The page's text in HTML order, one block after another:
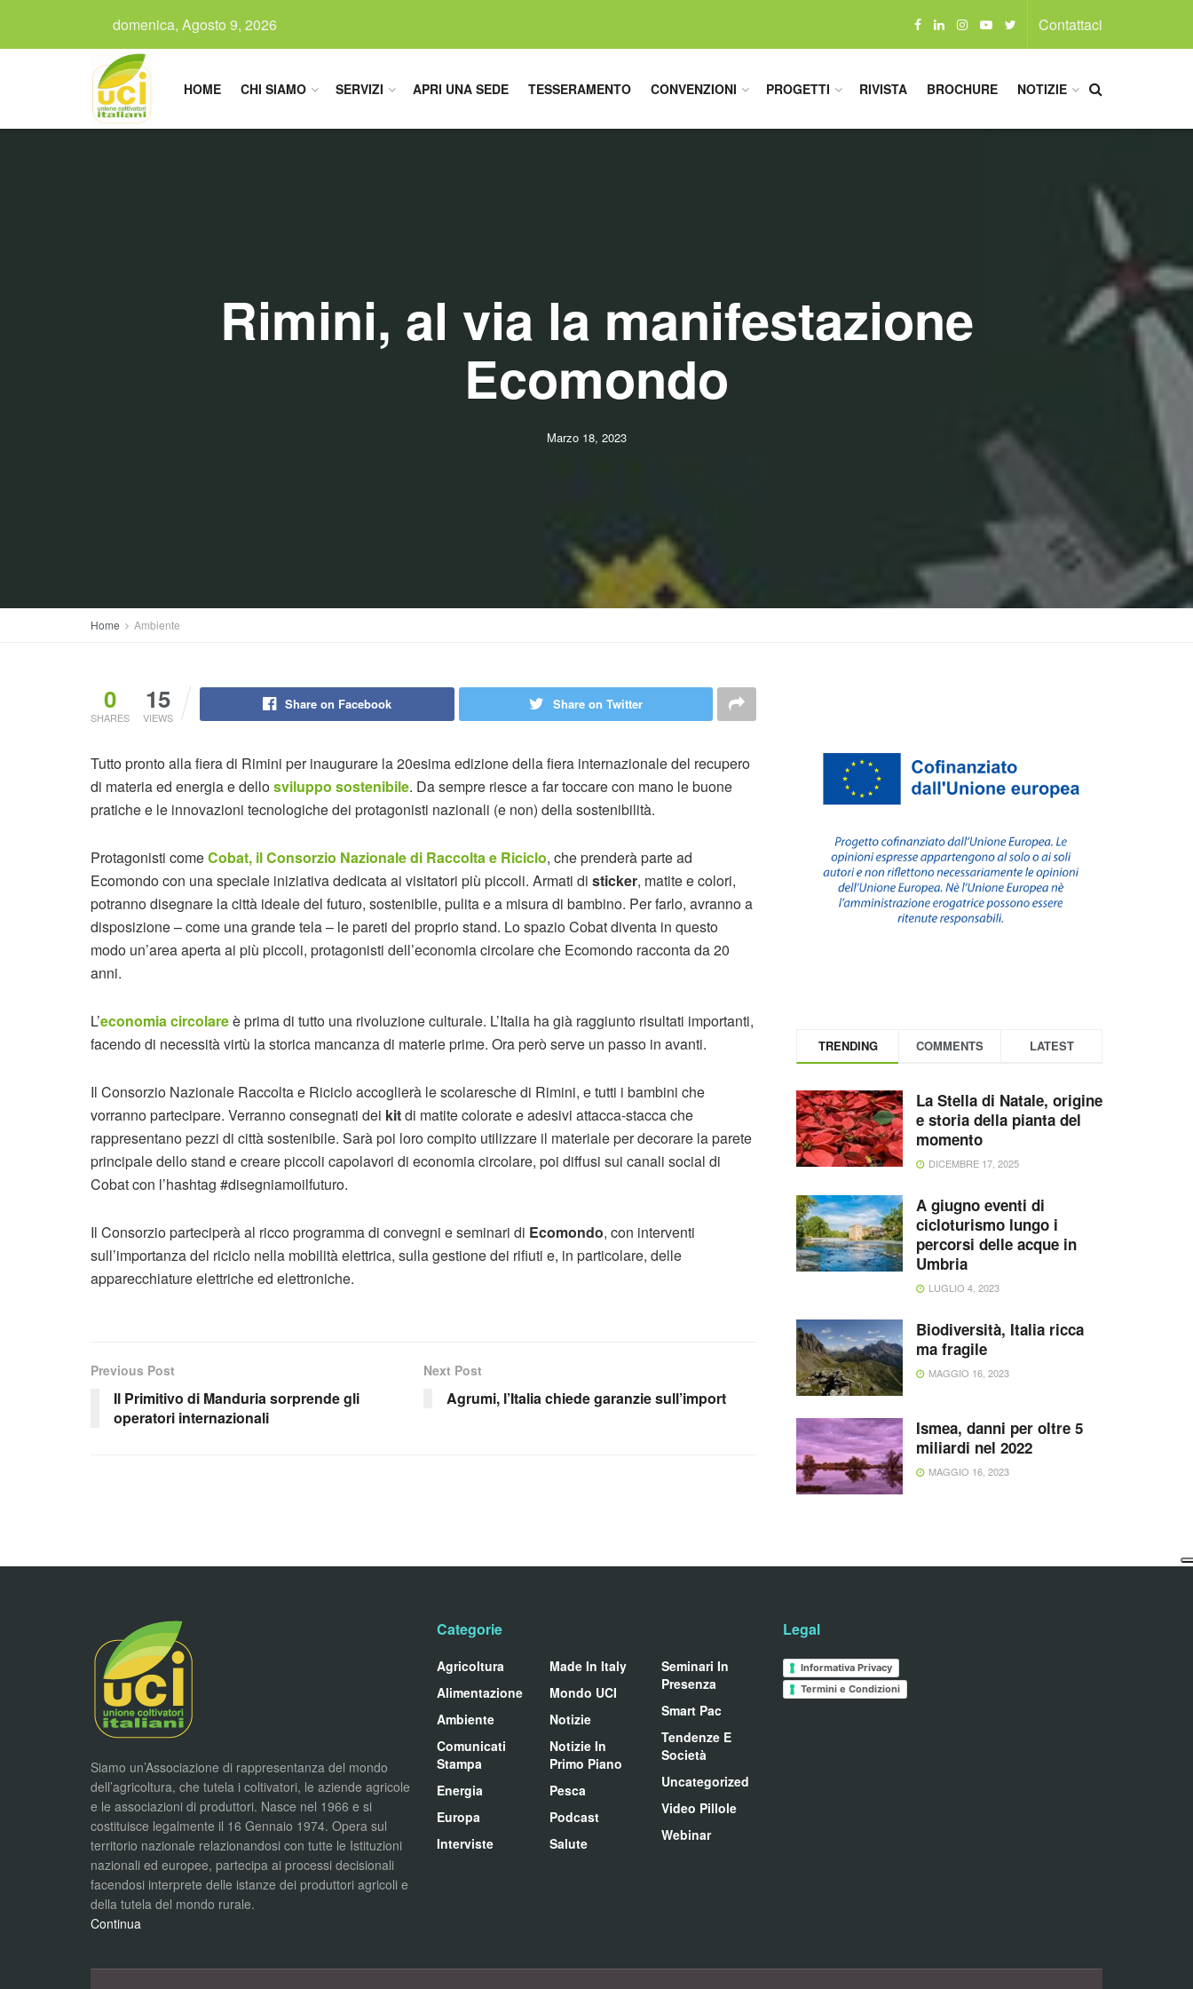
domenica, Agosto 9, 2026 Contattaci
HOME CHI SIAMO SERVIZI APRI UNA SEDE TESSERAMENTO CONVENZIONI PROGETTI RIVISTA BROCHURE NOTIZIE
Rimini, al via la manifestazione
Ecomondo
Marzo 18, 2023
Home Ambiente
0
SHARES
15
VIEWS
Share on Facebook Share on Twitter
Tutto pronto alla fiera di Rimini per inaugurare la 20esima edizione della fiera internazionale del recupero
di materia ed energia e dellosviluppo sostenibile. Da sempre riesce a far toccare con mano le buone
pratiche e le innovazioni tecnologiche dei protagonisti nazionali (e non) della sostenibilità.
Protagonisti comeCobat, il Consorzio Nazionale di Raccolta e Riciclo, che prenderà parte ad
Ecomondo con una speciale iniziativa dedicata ai visitatori più piccoli. Armati di sticker, matite e colori,
potranno disegnare la città ideale del futuro, sostenibile, pulita e a misura di bambino. Per farlo, avranno a
disposizione – come una grande tela – le pareti del proprio stand. Lo spazio Cobat diventa in questo
modo un’area aperta ai più piccoli, protagonisti dell’economia circolare che Ecomondo racconta da 20
anni.
L’economia circolareè prima di tutto una rivoluzione culturale. L’Italia ha già raggiunto risultati importanti,
facendo di necessità virtù la storica mancanza di materie prime. Ora però serve un passo in avanti.
Il Consorzio Nazionale Raccolta e Riciclo accoglierà le scolaresche di Rimini, e tutti i bambini che
vorranno partecipare. Verranno consegnati dei kitdi matite colorate e adesivi attacca-stacca che
rappresentano pezzi di città sostenibile. Sarà poi loro compito utilizzare il materiale per decorare la parete
principale dello stand e creare piccoli capolavori di economia circolare, poi diffusi sui canali social di
Cobat con l’hashtag #disegniamoilfuturo.
Il Consorzio parteciperà al ricco programma di convegni e seminari di Ecomondo, con interventi
sull’importanza del riciclo nella mobilità elettrica, sulla gestione dei rifiuti e, in particolare, delle
apparecchiature elettriche ed elettroniche.
Previous Post
Il Primitivo di Manduria sorprende gli
operatori internazionali
Next Post
Agrumi, l’Italia chiede garanzie sull’import
TRENDING COMMENTS LATEST
La Stella di Natale, origine
e storia della pianta del
momento
DICEMBRE 17, 2025
A giugno eventi di
cicloturismo lungo i
percorsi delle acque in
Umbria
LUGLIO 4, 2023
Biodiversità, Italia ricca
ma fragile
MAGGIO 16, 2023
Ismea, danni per oltre 5
miliardi nel 2022
MAGGIO 16, 2023
Siamo un’Associazione di rappresentanza del mondo
dell’agricoltura, che tutela i coltivatori, le aziende agricole
e le associazioni di produttori. Nasce nel 1966 e si
costituisce legalmente il 16 Gennaio 1974. Opera sul
territorio nazionale relazionandosi con tutte le Istituzioni
nazionali ed europee, partecipa ai processi decisionali
facendosi interprete delle istanze dei produttori agricoli e
della tutela del mondo rurale.
Continua
Categorie
Agricoltura
Alimentazione
Ambiente
Comunicati
Stampa
Energia
Europa
Interviste
Made In Italy
Mondo UCI
Notizie
Notizie In
Primo Piano
Pesca
Podcast
Salute
Seminari In
Presenza
Smart Pac
Tendenze E
Società
Uncategorized
Video Pillole
Webinar
Legal
Informativa Privacy
Termini e Condizioni